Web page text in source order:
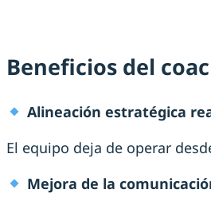
Beneficios del
Alineación estratégica
El equipo deja de operar
Mejora de la